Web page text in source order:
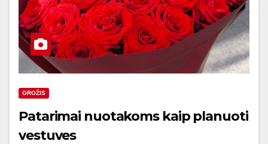
GROŽIS
Patarimai nuotakoms kaip planuoti
vestuves